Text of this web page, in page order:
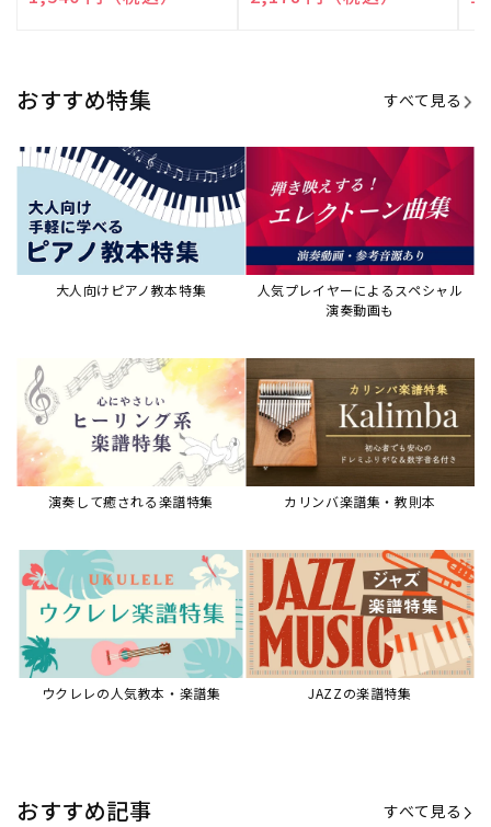
おすすめ特集 すべて見る
大人向けピアノ教本特集
人気プレイヤーによるスペシャル
演奏動画も
演奏して癒される楽譜特集 カリンバ楽譜集・教則本
ウクレレの人気教本・楽譜集 JAZZの楽譜特集
おすすめ記事 すべて見る